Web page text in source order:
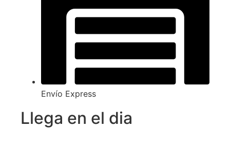
Envío Express
Llega en el dia